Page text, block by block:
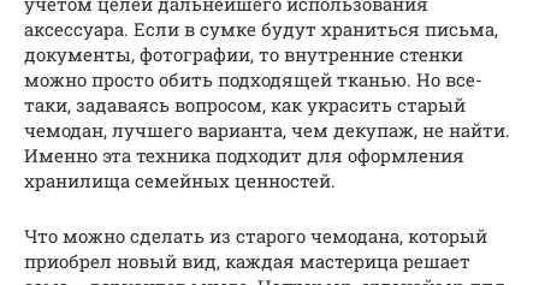
аксессуара. Если в сумке будут храниться письма,
документы, фотографии, то внутренние стенки
можно просто обить подходящей тканью. Но все-
таки, задаваясь вопросом, как украсить старый
чемодан, лучшего варианта, чем декупаж, не найти.
Именно эта техника подходит для оформления
хранилища семейных ценностей.
Что можно сделать из старого чемодана, который
приобрел новый вид, каждая мастерица решает